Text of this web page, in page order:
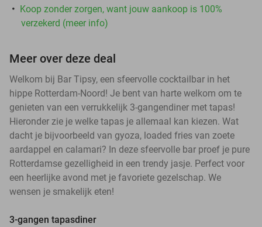
Koop zonder zorgen, want jouw aankoop is 100%
verzekerd (meer info)
Meer over deze deal
Welkom bij Bar Tipsy, een sfeervolle cocktailbar in het
hippe Rotterdam-Noord! Je bent van harte welkom om te
genieten van een verrukkelijk 3-gangendiner met tapas!
Hieronder zie je welke tapas je allemaal kan kiezen. Wat
dacht je bijvoorbeeld van gyoza, loaded fries van zoete
aardappel en calamari? In deze sfeervolle bar proef je pure
Rotterdamse gezelligheid in een trendy jasje. Perfect voor
een heerlijke avond met je favoriete gezelschap. We
wensen je smakelijk eten!
3-gangen tapasdiner